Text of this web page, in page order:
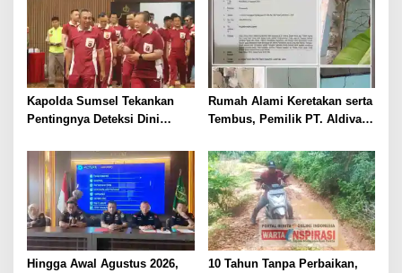
SMPN di Jarai
Kapolda Sumsel Tekankan
Pentingnya Deteksi Dini
Pelayanan Kepolisian
Rumah Alami Keretakan serta
Tembus, Pemilik PT. Aldiva
Hingga Awal Agustus 2026,
10 Tahun Tanpa Perbaikan,